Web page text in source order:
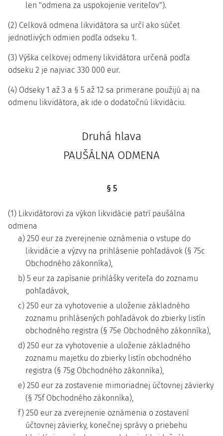
len "odmena za uspokojenie veriteľov").
(2) Celková odmena likvidátora sa určí ako súčet
jednotlivých odmien podľa odseku 1.
(3) Výška celkovej odmeny likvidátora určená podľa
odseku 2 je najviac 330 000 eur.
(4) Odseky 1 až 3 a § 5 až 12 sa primerane použijú aj na
odmenu likvidátora, ak ide o dodatočnú likvidáciu.
Druhá hlava
PAUŠÁLNA ODMENA
§ 5
(1) Likvidátorovi za výkon likvidácie patrí paušálna
odmena
a) 250 eur za zverejnenie oznámenia o vstupe do
likvidácie a výzvy na prihlásenie pohľadávok (§ 75c
Obchodného zákonníka),
b) 5 eur za zapísanie prihlášky veriteľa do zoznamu
pohľadávok,
c) 250 eur za vyhotovenie a uloženie základného
zoznamu prihlásených pohľadávok do zbierky listín
obchodného registra (§ 75e Obchodného zákonníka),
d) 250 eur za vyhotovenie a uloženie základného
zoznamu majetku do zbierky listín obchodného
registra (§ 75g Obchodného zákonníka),
e) 250 eur za zostavenie mimoriadnej účtovnej závierky
(§ 75f Obchodného zákonníka),
f) 250 eur za zverejnenie oznámenia o zostavení
účtovnej závierky, konečnej správy o priebehu